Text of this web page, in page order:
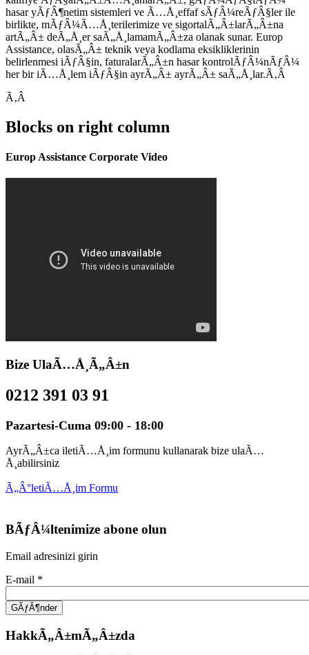
hasar yÃƒÂ¶netim sistemleri ve Ã…Å¸effaf sÃƒÂ¼reÃƒÂ§ler ile
birlikte, mÃƒÂ¼Ã…Å¸terilerimize ve sigortalÃ„Â±larÃ„Â±na
artÃ„Â± deÃ„Å¸er saÃ„Å¸lamamÃ„Â±za olanak sunar. Europ
Assistance, olasÃ„Â± teknik veya kodlama eksikliklerinin
belirlenmesi iÃƒÂ§in, faturalarÃ„Â±n hasar kontrolÃƒÂ¼nÃƒÂ¼
her bir iÃ…Å¸lem iÃƒÂ§in ayrÃ„Â± ayrÃ„Â± saÃ„Å¸lar.Ã‚Â
Ã‚Â
Blocks on right column
Europ Assistance Corporate Video
Bize UlaÃ…Å¸Ã„Â±n
0212 391 03 91
Pazartesi-Cuma 09:00 - 18:00
AyrÃ„Â±ca iletiÃ…Å¸im formunu kullanarak bize ulaÃ…
Å¸abilirsiniz
Ã„Â°letiÃ…Å¸im Formu
BÃƒÂ¼ltenimize abone olun
Email adresinizi girin
E-mail *
HakkÃ„Â±mÃ„Â±zda